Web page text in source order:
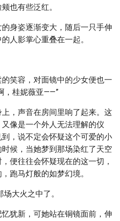
也有些泛红。
身姿逐渐变大，随后一只手伸
人影掌心重叠在一起。
笑容，对面镜中的少女便也一
，桂妮薇亚——”
，声音在房间里响了起来。这
像是一个外人无法理解的仪
，说不定会怀疑这个可爱的小
候，当她梦到那场染红了天空
便往往会怀疑现在的这一切，
跑马灯般的如梦幻境。
大火之中了。
犹新，可她站在铜镜面前，伸